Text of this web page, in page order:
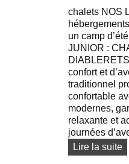
e
l
a
n
g
u
e
s
:
A
p
p
r
chalets NOS
un camp
JUNIOR :
confort et
traditionnel
confortable
modernes,
relaxante et
journées
Lire la suiteN
o